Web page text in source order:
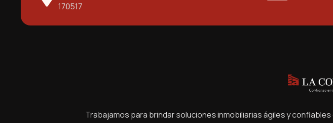
170517
Trabajamos para brindar soluciones inmobiliarias ágiles y